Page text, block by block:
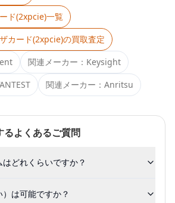
ド(2xpcie)一覧
カード(2xpcie)の買取査定
関連メーカー： Keysight
関連メーカー： Anritsu
るよくあるご質問
どれくらいですか？
は可能ですか？